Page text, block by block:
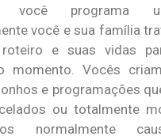
você programa
você e sua família
e suas vidas
momento. Vocês
e programações
ou totalmente
normalmente